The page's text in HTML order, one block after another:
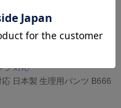
日本製 生理用パンツ B666
用パンツ）
グ対応
日本製 生理用パンツ B666